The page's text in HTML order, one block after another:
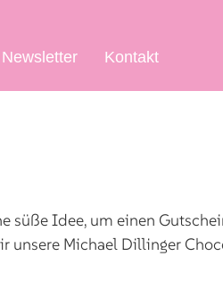
Newsletter Kontakt
süße Idee, um einen
unsere Michael Dillinger